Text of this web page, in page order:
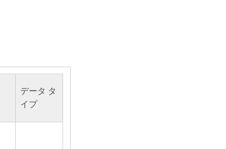
データ タ
イプ